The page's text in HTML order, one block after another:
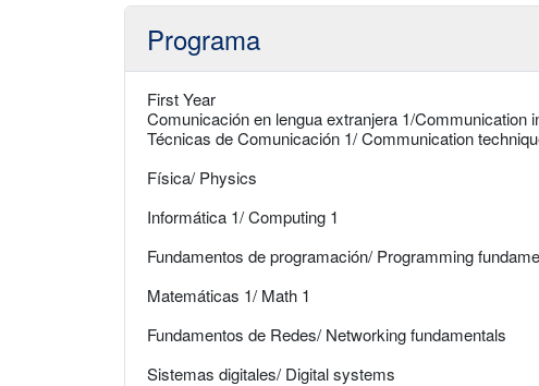
Programa
First Year
Comunicación en lengua extranjera 1/Communication
Técnicas de Comunicación 1/ Communication
Física/ Physics
Informática 1/ Computing 1
Fundamentos de programación/ Programming
Matemáticas 1/ Math 1
Fundamentos de Redes/ Networking fundamentals
Sistemas digitales/ Digital systems